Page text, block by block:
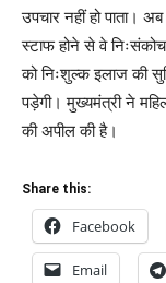
उपचार नहीं हो पाता।
स्टाफ होने से वे
को निःशुल्क इलाज की
पड़ेगी। मुख्यमंत्री ने
की अपील की है।
Share this:
Facebook
Email